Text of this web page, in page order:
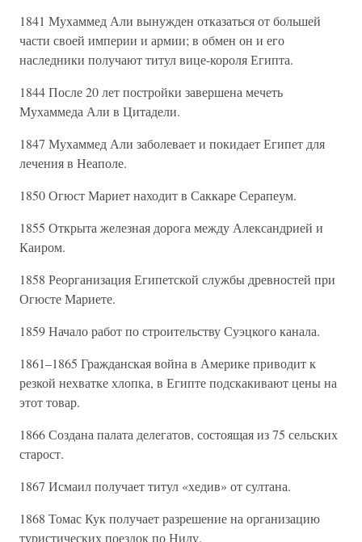
1841 Мухаммед Али вынужден отказаться от большей
части своей империи и армии; в обмен он и его
наследники получают титул вице-короля Египта.
1844 После 20 лет постройки завершена мечеть
Мухаммеда Али в Цитадели.
1847 Мухаммед Али заболевает и покидает Египет для
лечения в Неаполе.
1850 Огюст Мариет находит в Саккаре Серапеум.
1855 Открыта железная дорога между Александрией и
Каиром.
1858 Реорганизация Египетской службы древностей при
Огюсте Мариете.
1859 Начало работ по строительству Суэцкого канала.
1861–1865 Гражданская война в Америке приводит к
резкой нехватке хлопка, в Египте подскакивают цены на
этот товар.
1866 Создана палата делегатов, состоящая из 75 сельских
старост.
1867 Исмаил получает титул «хедив» от султана.
1868 Томас Кук получает разрешение на организацию
туристических поездок по Нилу.